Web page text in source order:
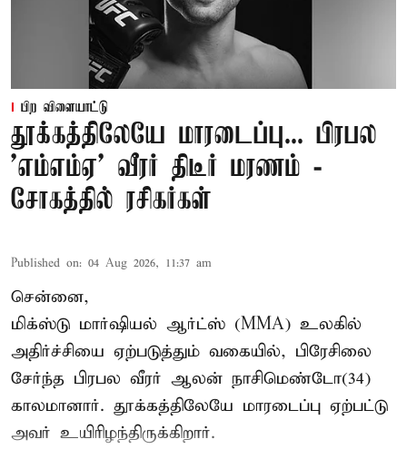
பிற விளையாட்டு
தூக்கத்திலேயே மாரடைப்பு... பிரபல
’எம்எம்ஏ’ வீரர் திடீர் மரணம் -
சோகத்தில் ரசிகர்கள்
Published on: 04 Aug 2026, 11:37 am
சென்னை,
மிக்ஸ்டு மார்ஷியல் ஆர்ட்ஸ் (MMA) உலகில்
அதிர்ச்சியை ஏற்படுத்தும் வகையில், பிரேசிலை
சேர்ந்த பிரபல வீரர் ஆலன் நாசிமெண்டோ(34)
காலமானார். தூக்கத்திலேயே மாரடைப்பு ஏற்பட்டு
அவர் உயிரிழந்திருக்கிறார்.